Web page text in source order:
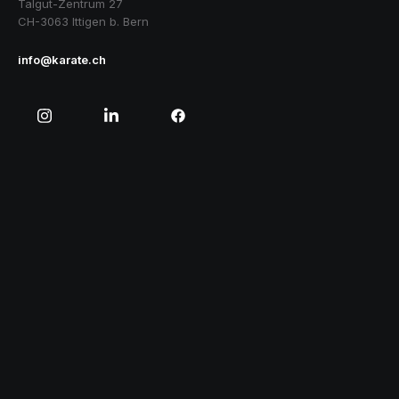
Talgut-Zentrum 27
CH-3063 Ittigen b. Bern
info@karate.ch